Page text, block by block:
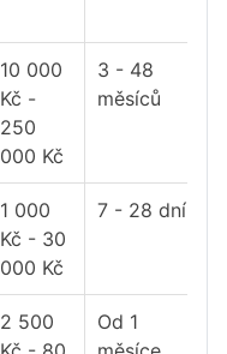
10 000
Kč -
250
000 Kč
3 - 48
měsíců
1 000
Kč - 30
000 Kč
7 - 28 dní
2 500
Od 1